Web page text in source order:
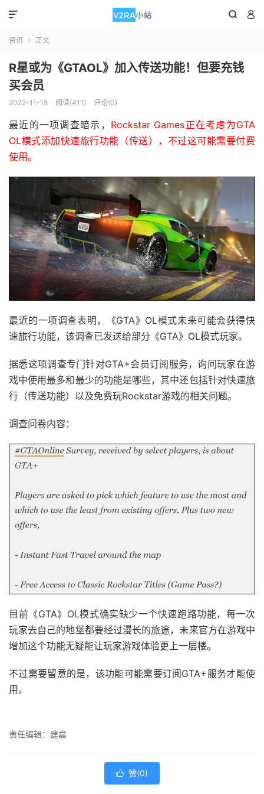
 

资讯  正文
R星或为《GTAOL》加入传送功能！但要充钱
买会员
2022-11-18 阅读(411) 评论(0)
最近的一项调查暗示， Rockstar Games正在考虑为GTA
OL模式添加快速旅行功能（传送），不过这可能需要付费
使用。
最近的一项调查表明，《GTA》OL模式未来可能会获得快
速旅行功能，该调查已发送给部分《GTA》OL模式玩家。
据悉这项调查专门针对GTA+会员订阅服务，询问玩家在游
戏中使用最多和最少的功能是哪些，其中还包括针对快速旅
行（传送功能）以及免费玩Rockstar游戏的相关问题。
调查问卷内容：
目前《GTA》OL模式确实缺少一个快速跑路功能，每一次
玩家去自己的地堡都要经过漫长的旅途，未来官方在游戏中
增加这个功能无疑能让玩家游戏体验更上一层楼。
不过需要留意的是，该功能可能需要订阅GTA+服务才能使
用。
责任编辑：建嘉
 赞(0)